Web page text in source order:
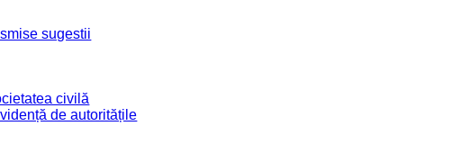
sugestii
civilă
de autoritățile